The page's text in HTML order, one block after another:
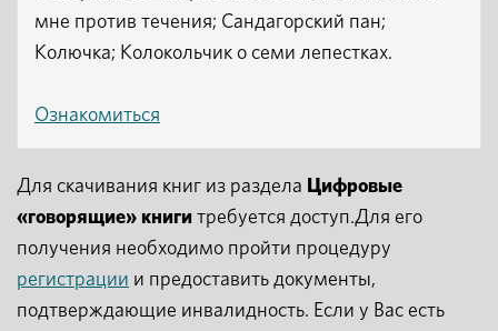
мне против течения; Сандагорский пан;
Колючка; Колокольчик о семи лепестках.
Ознакомиться
Для скачивания книг из раздела Цифровые
«говорящие» книги требуется доступ.Для его
получения необходимо пройти процедуру
регистрации и предоставить документы,
подтверждающие инвалидность. Если у Вас есть